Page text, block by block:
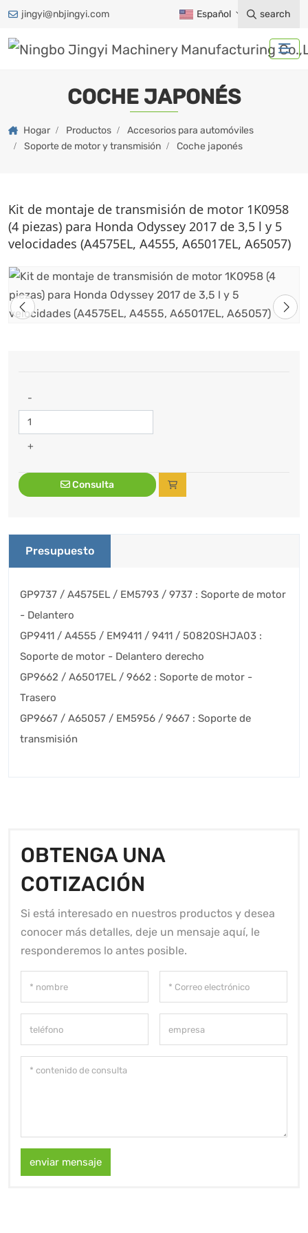
jingyi@nbjingyi.com Español search
COCHE JAPONÉS
Hogar Productos
Accesorios para automóviles
Soporte de motor y transmisión
Coche japonés
Kit de montaje de transmisión de motor 1K0958
(4 piezas) para Honda Odyssey 2017 de 3,5 l y 5
velocidades (A4575EL, A4555, A65017EL, A65057)
-
+
Consulta
Presupuesto
GP9737 / A4575EL / EM5793 / 9737 : Soporte de motor
- Delantero
GP9411 / A4555 / EM9411 / 9411 / 50820SHJA03 :
Soporte de motor - Delantero derecho
GP9662 / A65017EL / 9662 : Soporte de motor -
Trasero
GP9667 / A65057 / EM5956 / 9667 : Soporte de
transmisión
OBTENGA UNA
COTIZACIÓN
Si está interesado en nuestros productos y desea
conocer más detalles, deje un mensaje aquí, le
responderemos lo antes posible.
enviar mensaje